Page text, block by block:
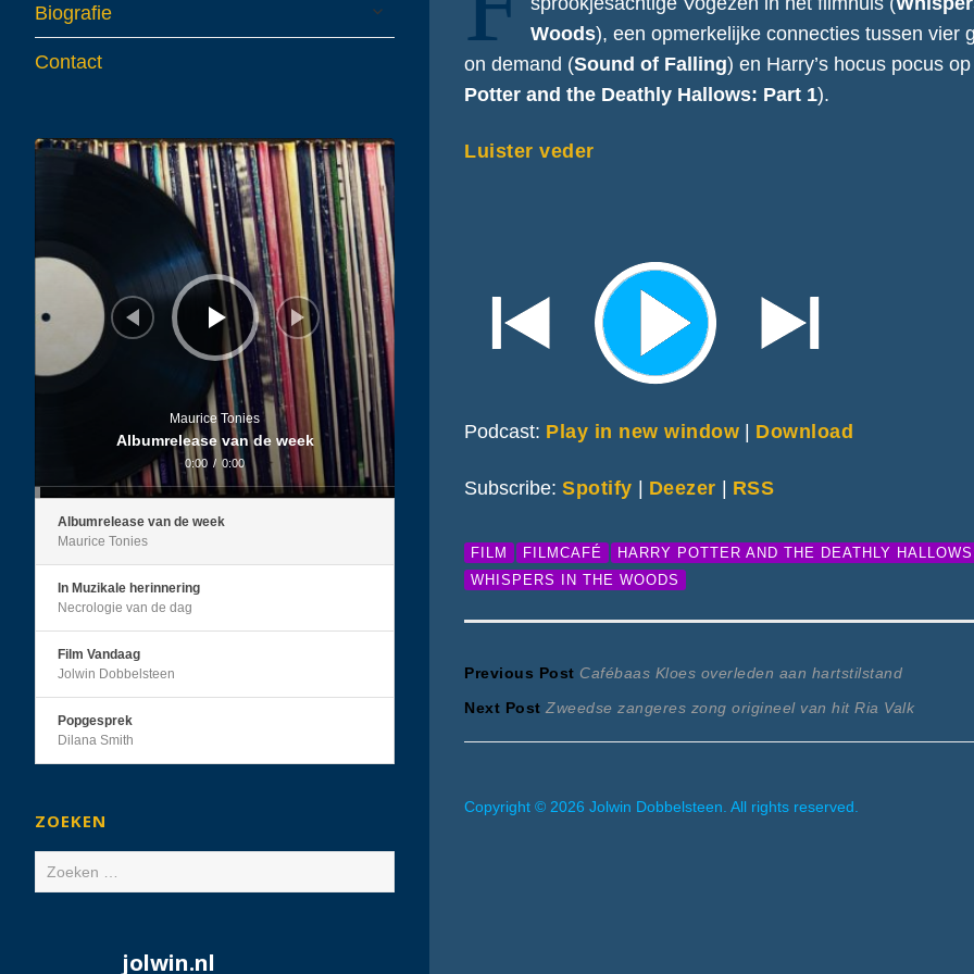
Biografie
child
menu
Contact
Audiospeler
Maurice Tonies
Albumrelease van de week
0:00 / 0:00
Albumrelease van de week
Maurice Tonies
In Muzikale herinnering
Necrologie van de dag
Film Vandaag
Jolwin Dobbelsteen
Popgesprek
Dilana Smith
ZOEKEN
Zoeken
naar:
jolwin.nl
Woods), een opmerkelijke connecties tussen vier
on demand (Sound of Falling) en Harry’s hocus pocus
Potter and the Deathly Hallows: Part 1).
Luister veder
Podcast: Play in new window | Download
Subscribe:Spotify | Deezer | RSS
FILM FILMCAFÉ HARRY POTTER AND THE DEATHLY
WHISPERS IN THE WOODS
Bericht
navigatie
Previous Post Previous
post:
Cafébaas Kloes overleden aan hartstilstand
Next Post Next
post:
Zweedse zangeres zong origineel van hit Ria Valk
Copyright © 2026 Jolwin Dobbelsteen. All rights reserved.